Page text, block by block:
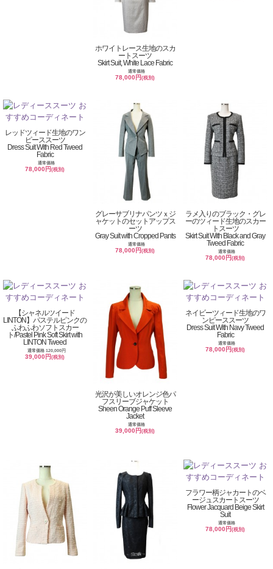
ホワイトレース生地のスカ
ートスーツ
Skirt Suit, White Lace Fabric
通常価格
78,000円(税別)
レッドツィード生地のワン
ピーススーツ
Dress Suit With Red Tweed
Fabric
通常価格
78,000円(税別)
グレーサブリナパンツｘジ
ャケットのセットアップス
ーツ
Gray Suit with Cropped Pants
通常価格
78,000円(税別)
ラメ入りのブラック・グレ
ーのツィード生地のスカー
トスーツ
Skirt Suit With Black and Gray
Tweed Fabric
通常価格
78,000円(税別)
【シャネルツイード
LINTON】パステルピンクの
ふわふわソフトスカー
ト/Pastel Pink Soft Skirt with
LINTON Tweed
通常価格 120,000円
39,000円(税別)
光沢が美しいオレンジ色パ
フスリーブジャケット
Sheen Orange Puff Sleeve
Jacket
通常価格
39,000円(税別)
ネイビーツィード生地のワ
ンピーススーツ
Dress Suit With Navy Tweed
Fabric
通常価格
78,000円(税別)
フラワー柄ジャカートのベ
ージュスカートスーツ
Flower Jacquard Beige Skirt
Suit
通常価格
78,000円(税別)